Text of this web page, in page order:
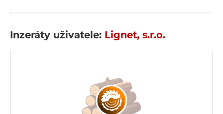
Inzeráty uživatele: Lignet, s.r.o.